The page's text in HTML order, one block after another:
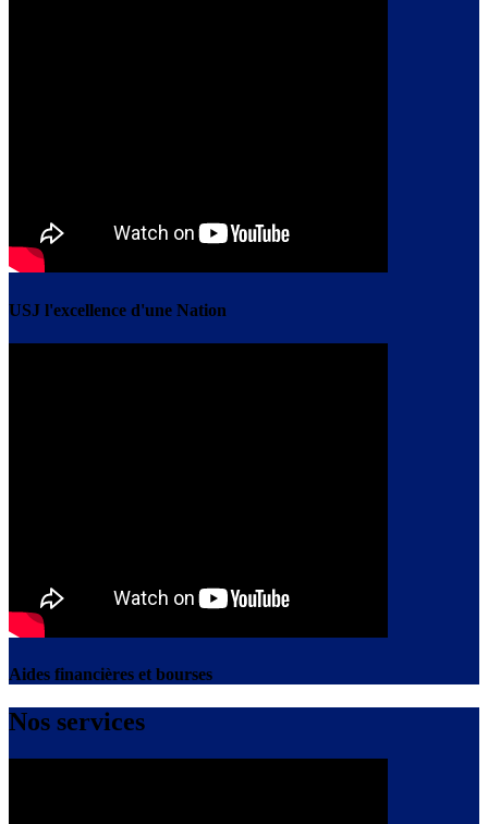
USJ l'excellence d'une Nation
Aides financières et bourses
Nos services